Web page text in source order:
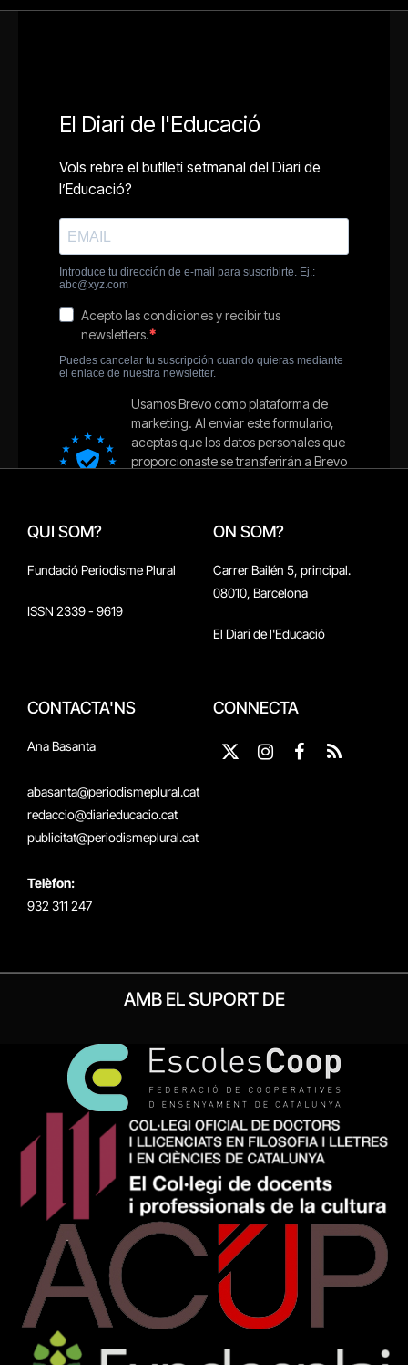
QUI SOM?
Fundació Periodisme Plural
ISSN 2339 - 9619
ON SOM?
Carrer Bailén 5, principal.
08010, Barcelona
El Diari de l'Educació
CONTACTA'NS
Ana Basanta
abasanta@periodismeplural.cat
redaccio@diarieducacio.cat
publicitat@periodismeplural.cat
Telèfon:
932 311 247
CONNECTA
X
Instagram
Facebook
RSS
AMB EL SUPORT DE